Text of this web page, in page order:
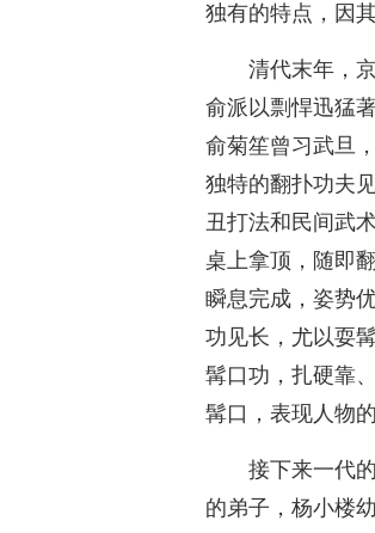
独有的特点，因
清代末年，
俞派以剽悍迅猛
俞菊笙曾习武旦
独特的翻扑功夫
丑打法和民间武
桌上拿顶，随即
瞬息完成，姿势
功见长，尤以耍
髯口功，扎硬靠
髯口，表现人物
接下来一代
的弟子，杨小楼